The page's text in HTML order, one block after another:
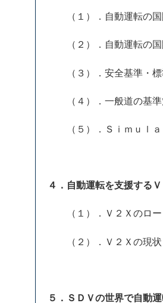
（１）．自動運転の国
（２）．自動運転の国
（３）．安全基準・標
（４）．一般道の基準
（５）．Ｓｉｍｕｌａ
４．自動運転を支援する
（１）．Ｖ２Ｘのロー
（２）．Ｖ２Ｘの現状
５．ＳＤＶの世界で自動